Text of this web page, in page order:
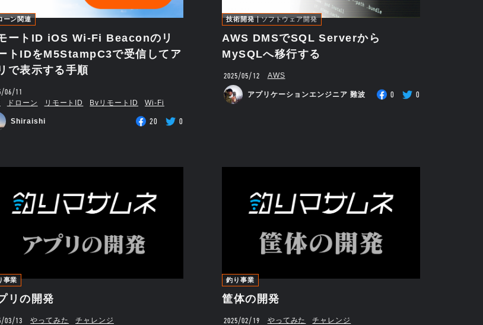
ーン関連
ートID iOS Wi-Fi Beaconのリ
トIDをM5StampC3で受信してア
で表示する手順
06/11
ドローン リモートID BvリモートID Wi-Fi
Shiraishi 20 0
技術開発 ソフトウェア開発
AWS DMSでSQL Serverから
MySQLへ移行する
2025/05/12 AWS
アプリケーションエンジニア 難波 0 0
事業
リの開発
03/13 やってみた チャレンジ
釣り事業
筐体の開発
2025/02/19 やってみた チャレンジ